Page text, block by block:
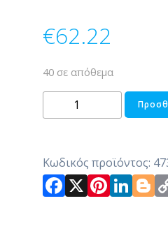
€62.22
40 σε απόθεμα
ΟΡΝΤΕΡΒΙΕΡΑ
2ΟΡΟΦΩΝ
Κωδικός προϊόντος:
Facebook
X